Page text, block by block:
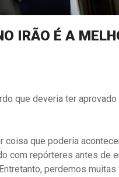
IRÃO É A
que deveria ter
coisa que poderia
com repórteres antes de
perdemos